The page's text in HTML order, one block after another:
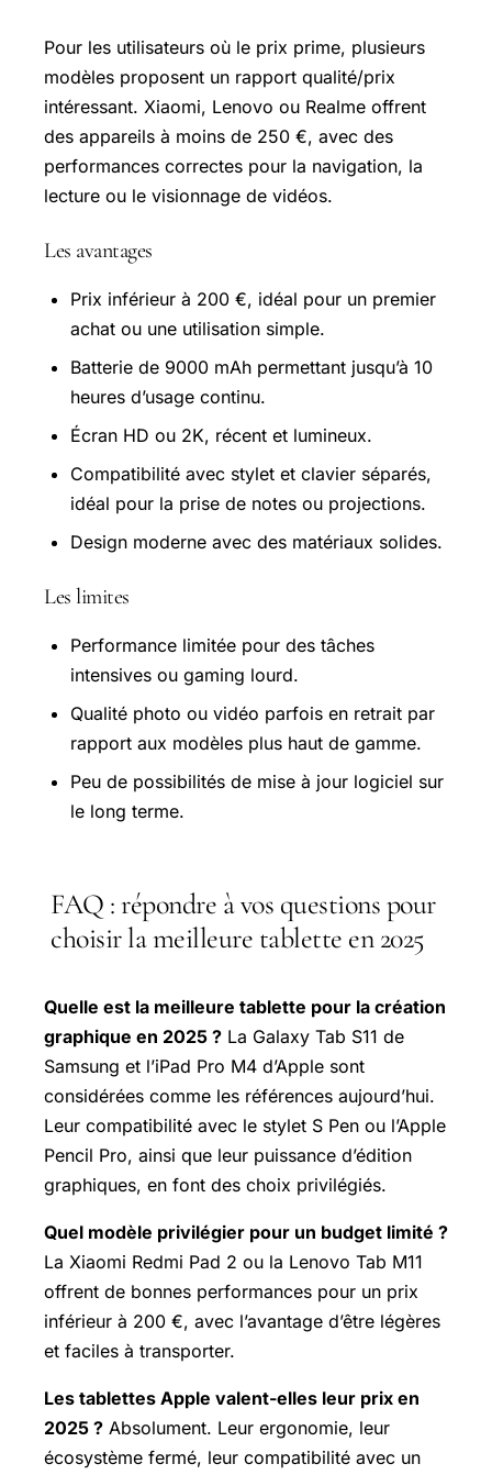
Pour les utilisateurs où le prix prime, plusieurs
modèles proposent un rapport qualité/prix
intéressant. Xiaomi, Lenovo ou Realme offrent
des appareils à moins de 250 €, avec des
performances correctes pour la navigation, la
lecture ou le visionnage de vidéos.
Les avantages
Prix inférieur à 200 €, idéal pour un premier
achat ou une utilisation simple.
Batterie de 9000 mAh permettant jusqu’à 10
heures d’usage continu.
Écran HD ou 2K, récent et lumineux.
Compatibilité avec stylet et clavier séparés,
idéal pour la prise de notes ou projections.
Design moderne avec des matériaux solides.
Les limites
Performance limitée pour des tâches
intensives ou gaming lourd.
Qualité photo ou vidéo parfois en retrait par
rapport aux modèles plus haut de gamme.
Peu de possibilités de mise à jour logiciel sur
le long terme.
FAQ : répondre à vos questions pour
choisir la meilleure tablette en 2025
Quelle est la meilleure tablette pour la création
graphique en 2025 ? La Galaxy Tab S11 de
Samsung et l’iPad Pro M4 d’Apple sont
considérées comme les références aujourd’hui.
Leur compatibilité avec le stylet S Pen ou l’Apple
Pencil Pro, ainsi que leur puissance d’édition
graphiques, en font des choix privilégiés.
Quel modèle privilégier pour un budget limité ?
La Xiaomi Redmi Pad 2 ou la Lenovo Tab M11
offrent de bonnes performances pour un prix
inférieur à 200 €, avec l’avantage d’être légères
et faciles à transporter.
Les tablettes Apple valent-elles leur prix en
2025 ? Absolument. Leur ergonomie, leur
écosystème fermé, leur compatibilité avec un